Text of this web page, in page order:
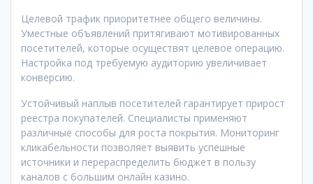
Целевой трафик приоритетнее общего величины.
Уместные объявлений притягивают мотивированных
посетителей, которые осуществят целевое операцию.
Настройка под требуемую аудиторию увеличивает
конверсию.
Устойчивый наплыв посетителей гарантирует прирост
реестра покупателей. Специалисты применяют
различные способы для роста покрытия. Мониторинг
кликабельности позволяет выявить успешные
источники и перераспределить бюджет в пользу
каналов с большим онлайн казино.